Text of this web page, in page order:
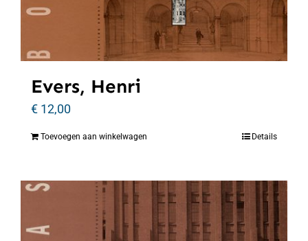
Evers, Henri
€ 12,00
Toevoegen aan winkelwagen Details